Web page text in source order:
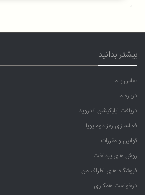
بیشتر بدانید
تماس با ما
درباره ما
دریافت اپلیکیشن اندروید
فعالسازی رمز دوم پویا
قوانین و مقررات
روش های پرداخت
فروشگاه های اطراف من
درخواست همکاری